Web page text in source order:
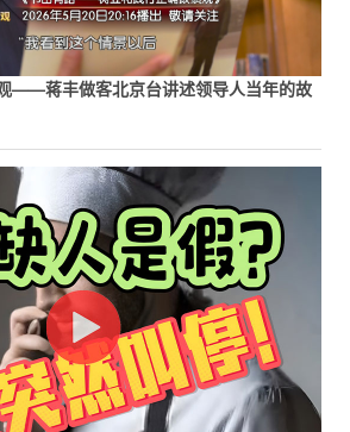
——蒋丰做客北京台讲述领导人当年的故